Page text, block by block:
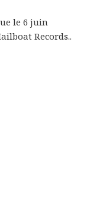
le 6 juin
Records..